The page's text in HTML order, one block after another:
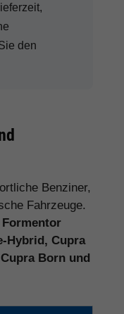
den
Benziner,
Fahrzeuge.
Hybrid, Cupra
Born und